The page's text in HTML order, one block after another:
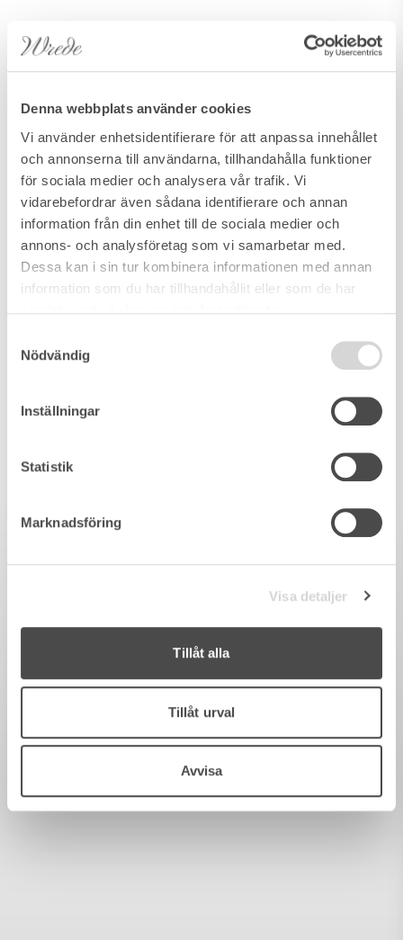
Denna webbplats använder cookies
Vi använder enhetsidentifierare för att anpassa innehållet
och annonserna till användarna, tillhandahålla funktioner
för sociala medier och analysera vår trafik. Vi
vidarebefordrar även sådana identifierare och annan
information från din enhet till de sociala medier och
annons- och analysföretag som vi samarbetar med.
Dessa kan i sin tur kombinera informationen med annan
information som du har tillhandahållit eller som de har
Nödvändig
Inställningar
Statistik
Marknadsföring
Visa detaljer
Tillåt alla
Tillåt urval
Avvisa